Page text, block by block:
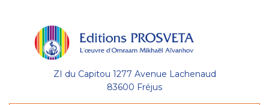
ZI du Capitou 1277 Avenue Lachenaud
83600 Fréjus